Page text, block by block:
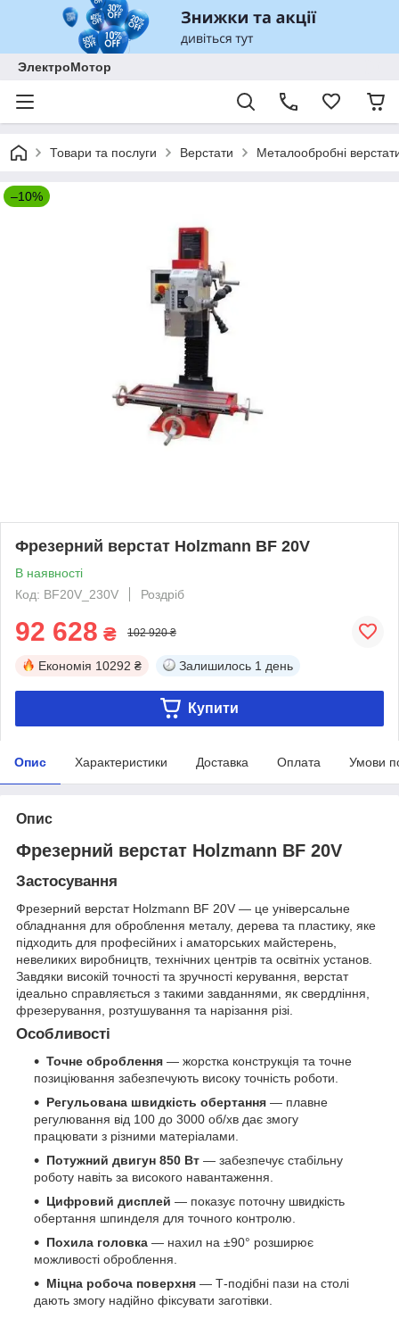
ЭлектроМотор
Товари та послуги Верстати Металообробні
–10%
Фрезерний верстат Holzmann BF 20V
В наявності
Код: BF20V_230V
Роздріб
92 628 ₴ 102 920 ₴
Економія 10292 ₴ Залишилось 1 день
Купити
Опис Характеристики Доставка Оплата Умови
Опис
Фрезерний верстат Holzmann BF 20V
Застосування
Фрезерний верстат Holzmann BF 20V — це універсальне
обладнання для оброблення металу, дерева та пластику, яке
підходить для професійних і аматорських майстерень,
невеликих виробництв, технічних центрів та освітніх установ.
Завдяки високій точності та зручності керування, верстат
ідеально справляється з такими завданнями, як свердління,
фрезерування, розтушування та нарізання різі.
Особливості
Точне оброблення — жорстка конструкція та точне
позиціювання забезпечують високу точність роботи.
Регульована швидкість обертання — плавне
регулювання від 100 до 3000 об/хв дає змогу
працювати з різними матеріалами.
Потужний двигун 850 Вт — забезпечує стабільну
роботу навіть за високого навантаження.
Цифровий дисплей — показує поточну швидкість
обертання шпинделя для точного контролю.
Похила головка — нахил на ±90° розширює
можливості оброблення.
Міцна робоча поверхня — Т-подібні пази на столі
дають змогу надійно фіксувати заготівки.